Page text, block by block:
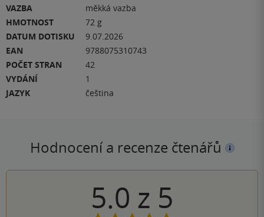
VAZBA
měkká vazba
HMOTNOST
72 g
DATUM DOTISKU
9.07.2026
EAN
9788075310743
POČET STRAN
42
VYDÁNÍ
1
JAZYK
čeština
Hodnocení a recenze čtenářů
5.0 z 5